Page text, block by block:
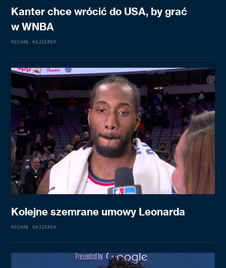
Kanter chce wrócić do USA, by grać
w WNBA
MICHAŁ KAJZEREK
Kolejne szemrane umowy Leonarda
MICHAŁ KAJZEREK